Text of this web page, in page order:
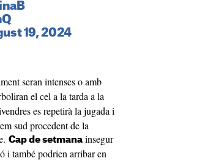
19, 2024
seran intenses o amb
el cel a la tarda a la
es repetirà la jugada i
sud procedent de la
Cap de setmana insegur
i també podrien arribar en